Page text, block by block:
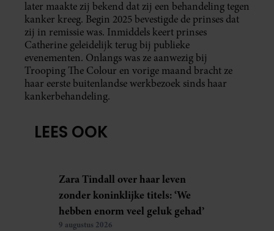
later maakte zij bekend dat zij een behandeling tegen
kanker kreeg. Begin 2025 bevestigde de prinses dat
zij in remissie was. Inmiddels keert prinses
Catherine geleidelijk terug bij publieke
evenementen. Onlangs was ze aanwezig bij
Trooping The Colour en vorige maand bracht ze
haar eerste buitenlandse werkbezoek sinds haar
kankerbehandeling.
LEES OOK
Zara Tindall over haar leven
zonder koninklijke titels: ‘We
hebben enorm veel geluk gehad’
9 augustus 2026